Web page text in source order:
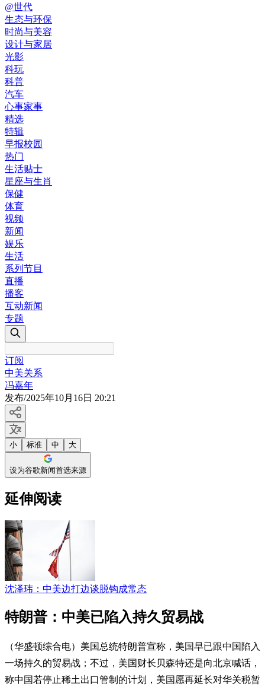
@世代
生态与环保
时尚与美容
设计与家居
光影
科玩
科普
汽车
心事家事
精选
特辑
早报校园
热门
生活贴士
星座与生肖
保健
体育
视频
新闻
娱乐
生活
系列节目
直播
播客
互动新闻
专题
订阅
中美关系
冯嘉年
发布/2025年10月16日 20:21
小 标准 中 大
设为谷歌新闻首选来源
延伸阅读
沈泽玮：中美边打边谈脱钩成常态
特朗普：中美已陷入持久贸易战
（华盛顿综合电）美国总统特朗普宣称，美国早已跟中国陷入
一场持久的贸易战；不过，美国财长贝森特还是向北京喊话，
称中国若停止稀土出口管制的计划，美国愿再延长对华关税暂